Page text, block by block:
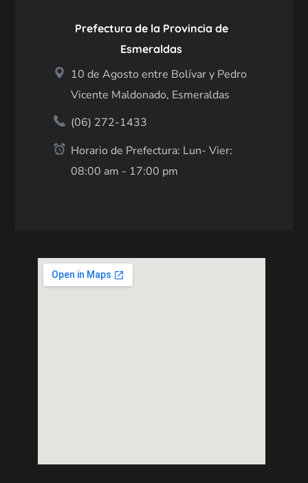
Prefectura de la Provincia de
Esmeraldas
10 de Agosto entre Bolívar y Pedro
Vicente Maldonado, Esmeraldas
(06) 272-1433
Horario de Prefectura: Lun- Vier:
08:00 am - 17:00 pm